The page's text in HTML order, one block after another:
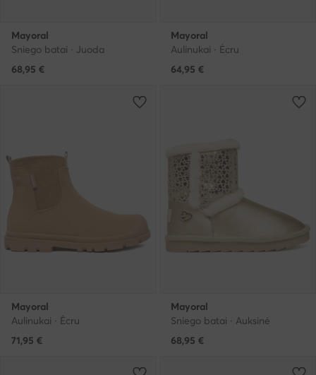
Mayoral
Sniego batai · Juoda
68,95 €
Mayoral
Aulinukai · Écru
64,95 €
Mayoral
Aulinukai · Écru
71,95 €
Mayoral
Sniego batai · Auksinė
68,95 €